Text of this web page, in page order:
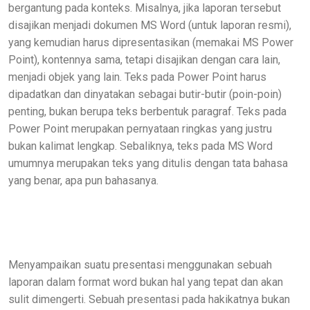
bergantung pada konteks. Misalnya, jika laporan tersebut
disajikan menjadi dokumen MS Word (untuk laporan resmi),
yang kemudian harus dipresentasikan (memakai MS Power
Point), kontennya sama, tetapi disajikan dengan cara lain,
menjadi objek yang lain. Teks pada Power Point harus
dipadatkan dan dinyatakan sebagai butir-butir (poin-poin)
penting, bukan berupa teks berbentuk paragraf. Teks pada
Power Point merupakan pernyataan ringkas yang justru
bukan kalimat lengkap. Sebaliknya, teks pada MS Word
umumnya merupakan teks yang ditulis dengan tata bahasa
yang benar, apa pun bahasanya.
Menyampaikan suatu presentasi menggunakan sebuah
laporan dalam format word bukan hal yang tepat dan akan
sulit dimengerti. Sebuah presentasi pada hakikatnya bukan